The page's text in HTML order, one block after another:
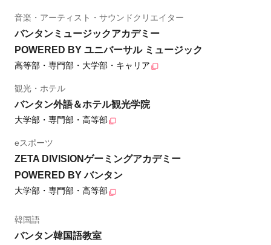
音楽・アーティスト・サウンドクリエイター
バンタンミュージックアカデミー
POWERED BY ユニバーサル ミュージック
高等部・専門部・大学部・キャリア
観光・ホテル
バンタン外語＆ホテル観光学院
大学部・専門部・高等部
eスポーツ
ZETA DIVISIONゲーミングアカデミー
POWERED BY バンタン
大学部・専門部・高等部
韓国語
バンタン韓国語教室